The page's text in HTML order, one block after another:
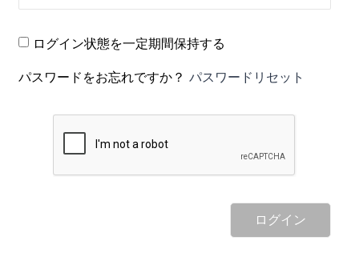
ログイン状態を一定期間保持する
パスワードをお忘れですか？パスワードリセット
ログイン